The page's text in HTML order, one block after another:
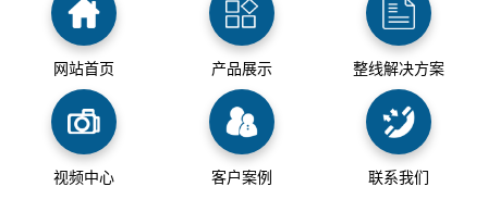
网站首页 产品展示 整线解决方案
视频中心 客户案例 联系我们